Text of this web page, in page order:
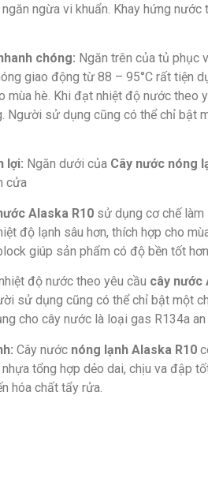
ngừa vi khuẩn. Khay hứng
chóng: Ngăn trên của tủ phục
giao động từ 88 – 95°C rất tiện
mùa hè. Khi đạt nhiệt độ nước theo
Người sử dụng cũng có thể chỉ bật
lợi: Ngăn dưới của Cây nước nóng
cửa
Alaska R10 sử dụng cơ chế
độ lạnh sâu hơn, thích hợp cho
giúp sản phẩm có độ bền tốt
độ nước theo yêu cầu cây nước
sử dụng cũng có thể chỉ bật một
cho cây nước là loại gas R134a
Cây nước nóng lạnh Alaska R10
tổng hợp dẻo dai, chịu va đập
hóa chất tẩy rửa.